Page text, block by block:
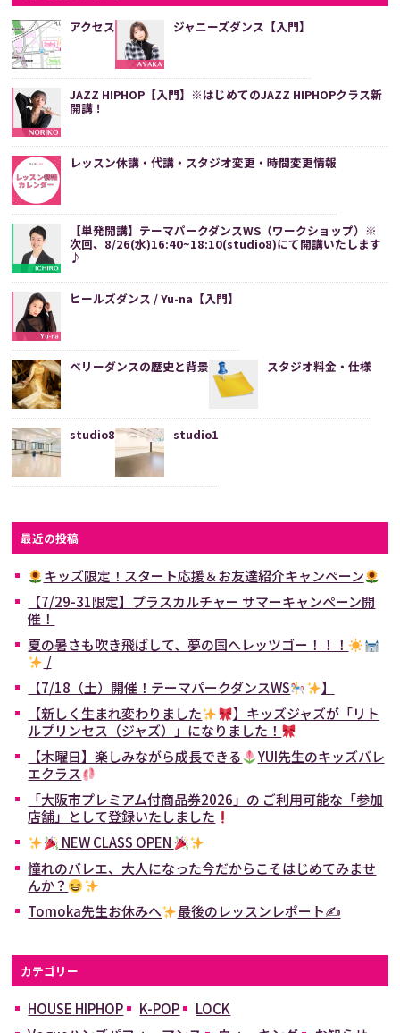
アクセス ジャニーズダンス【入門】
JAZZ HIPHOP【入門】※はじめてのJAZZ HIPHOPクラス新
開講！
レッスン休講・代講・スタジオ変更・時間変更情報
【単発開講】テーマパークダンスWS（ワークショップ）※
次回、8/26(水)16:40~18:10(studio8)にて開講いたします
♪
ヒールズダンス / Yu-na【入門】
ベリーダンスの歴史と背景 スタジオ料金・仕様
studio8 studio1
最近の投稿
キッズ限定！スタート応援＆お友達紹介キャンペーン
【7/29-31限定】プラスカルチャー サマーキャンペーン開
催！
夏の暑さも吹き飛ばして、夢の国へレッツゴー！！！
/
【7/18（土）開催！テーマパークダンスWS
】
【新しく生まれ変わりました
】キッズジャズが「リト
ルプリンセス（ジャズ）」になりました！
【木曜日】楽しみながら成長できる
YUI先生のキッズバレ
エクラス
「大阪市プレミアム付商品券2026」の ご利用可能な「参加
店舗」として登録いたしました
NEW CLASS OPEN
憧れのバレエ、大人になった今だからこそはじめてみませ
んか？
Tomoka先生お休みへ
最後のレッスンレポート✍
カテゴリー
HOUSE HIPHOP K-POP
LOCK